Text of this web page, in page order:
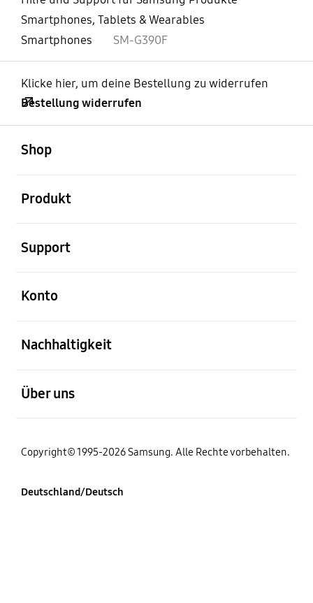
Smartphones, Tablets & Wearables
Smartphones
SM-G390F
Klicke hier, um deine Bestellung zu widerrufen
Bestellung widerrufen
Shop
Produkt
Support
Konto
Nachhaltigkeit
Über uns
Copyright© 1995-2026 Samsung. Alle Rechte vorbehalten.
Deutschland/Deutsch